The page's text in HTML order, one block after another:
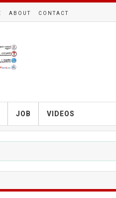
ABOUT CONTACT
JOB VIDEOS